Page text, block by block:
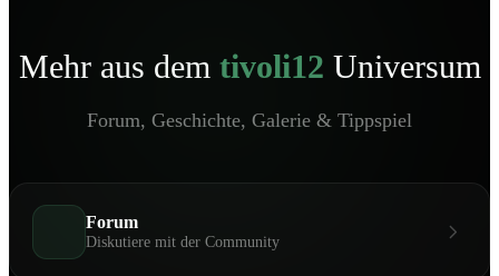
Mehr aus dem tivoli12 Universum
Forum, Geschichte, Galerie & Tippspiel
Forum
Diskutiere mit der Community